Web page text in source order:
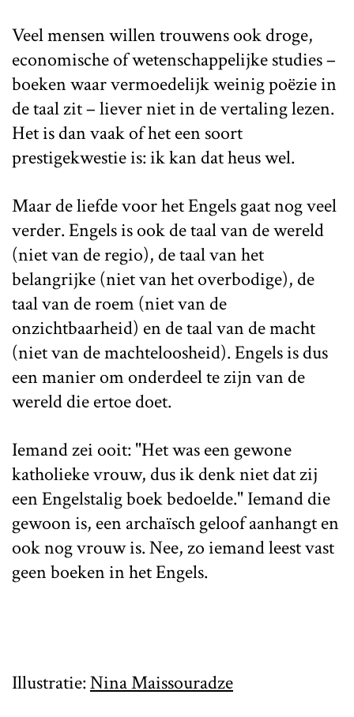
Veel mensen willen trouwens ook droge,
economische of wetenschappelijke studies –
boeken waar vermoedelijk weinig poëzie in
de taal zit – liever niet in de vertaling lezen.
Het is dan vaak of het een soort
prestigekwestie is: ik kan dat heus wel.
Maar de liefde voor het Engels gaat nog veel
verder. Engels is ook de taal van de wereld
(niet van de regio), de taal van het
belangrijke (niet van het overbodige), de
taal van de roem (niet van de
onzichtbaarheid) en de taal van de macht
(niet van de machteloosheid). Engels is dus
een manier om onderdeel te zijn van de
wereld die ertoe doet.
Iemand zei ooit: "Het was een gewone
katholieke vrouw, dus ik denk niet dat zij
een Engelstalig boek bedoelde." Iemand die
gewoon is, een archaïsch geloof aanhangt en
ook nog vrouw is. Nee, zo iemand leest vast
geen boeken in het Engels.
Illustratie:Nina Maissouradze